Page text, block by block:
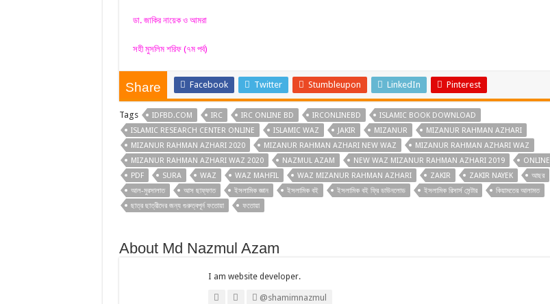
ডা. জাকির নায়েক ও আমরা
সহী মুসলিম শরিফ (৭ম পর্ব)
Share Facebook Twitter Stumbleupon LinkedIn Pinterest
Tags IDFBD.COM IRC IRC ONLINE BD IRCONLINEBD
ISLAMIC BOOK DOWNLOAD
ISLAMIC RESEARCH CENTER ONLINE
ISLAMIC WAZ JAKIR MIZANUR
MIZANUR RAHMAN AZHARI
MIZANUR RAHMAN AZHARI 2020
MIZANUR RAHMAN AZHARI NEW WAZ
MIZANUR RAHMAN AZHARI WAZ
MIZANUR RAHMAN AZHARI WAZ 2020
NAZMUL AZAM NEW WAZ MIZANUR RAHMAN AZHARI 2019
ONLINE
PDF
SURA WAZ WAZ MAHFIL WAZ MIZANUR RAHMAN AZHARI ZAKIR ZAKIR NAYEK
আছর
আল-মুরসালাত
আস ছাফ্‌ফাত ইসলামিক জ্ঞান ইসলামিক বই ইসলামিক বই ফ্রি ডাউনলোড ইসলামিক রিসার্স সেন্টার
কিয়ামতের আলামত
ছাত্র ছাত্রীদের জন্য গুরুত্বপূর্ন ফতোয়া
ফতোয়া
About Md Nazmul Azam
I am website developer.
@shamimnazmul